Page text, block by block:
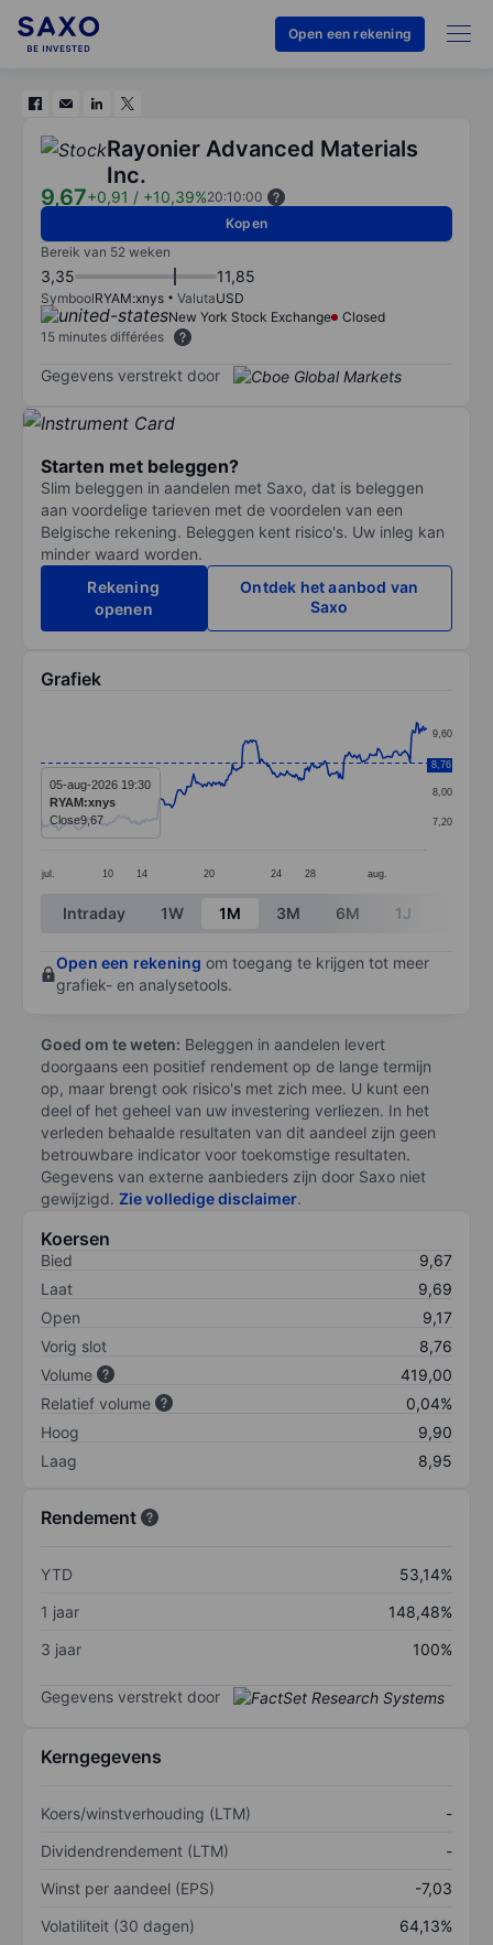
Open een rekening
Rayonier Advanced Materials
Inc.
9,67+0,91 / +10,39%20:10:00
Kopen
Bereik van 52 weken
3,35 11,85
SymboolRYAM:xnys ValutaUSD
New York Stock Exchange
Closed
15 minutes différées
Gegevens verstrekt door
Starten met beleggen?
Slim beleggen in aandelen met Saxo, dat is beleggen
aan voordelige tarieven met de voordelen van een
Belgische rekening. Beleggen kent risico's. Uw inleg kan
minder waard worden.
Rekening
openen
Ontdek het aanbod van
Saxo
Grafiek
Line chart with 299 data points.
The chart has 1 X axis displaying categories.
The chart has 1 Y axis displaying values. Data
jul. 10 14 20 24 28 aug.
7,20
8,00
8,80
9,60
8,76
05-aug-2026 19:30
RYAM:xnys
Close9,67
End of interactive chart.
Intraday 1W 1M 3M 6M 1J
Open een rekening om toegang te krijgen tot meer
grafiek- en analysetools.
Goed om te weten: Beleggen in aandelen levert
doorgaans een positief rendement op de lange termijn
op, maar brengt ook risico's met zich mee. U kunt een
deel of het geheel van uw investering verliezen. In het
verleden behaalde resultaten van dit aandeel zijn geen
betrouwbare indicator voor toekomstige resultaten.
Gegevens van externe aanbieders zijn door Saxo niet
gewijzigd. Zie volledige disclaimer.
Koersen
Bied
9,67
Laat
9,69
Open
9,17
Vorig slot
8,76
Volume
419,00
Relatief volume
0,04%
Hoog
9,90
Laag
8,95
Rendement
YTD
53,14%
1 jaar
148,48%
3 jaar
100%
Gegevens verstrekt door
Kerngegevens
Koers/winstverhouding (LTM)
-
Dividendrendement (LTM)
-
Winst per aandeel (EPS)
-7,03
Volatiliteit (30 dagen)
64,13%